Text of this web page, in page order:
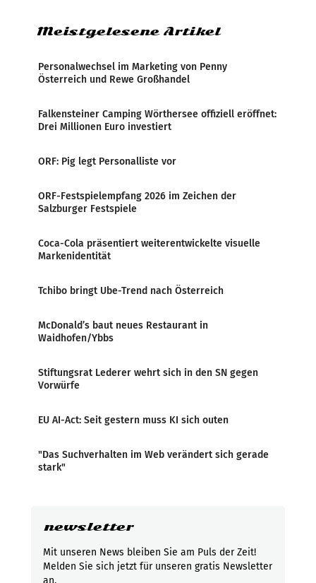
Meistgelesene Artikel
Personalwechsel im Marketing von Penny
Österreich und Rewe Großhandel
Falkensteiner Camping Wörthersee offiziell eröffnet:
Drei Millionen Euro investiert
ORF: Pig legt Personalliste vor
ORF-Festspielempfang 2026 im Zeichen der
Salzburger Festspiele
Coca-Cola präsentiert weiterentwickelte visuelle
Markenidentität
Tchibo bringt Ube-Trend nach Österreich
McDonald’s baut neues Restaurant in
Waidhofen/Ybbs
Stiftungsrat Lederer wehrt sich in den SN gegen
Vorwürfe
EU AI-Act: Seit gestern muss KI sich outen
"Das Suchverhalten im Web verändert sich gerade
stark"
newsletter
Mit unseren News bleiben Sie am Puls der Zeit!
Melden Sie sich jetzt für unseren gratis Newsletter
an.